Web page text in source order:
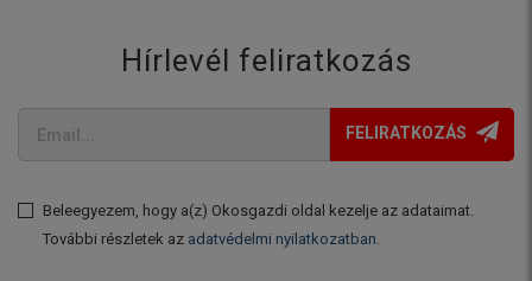
Hírlevél feliratkozás
FELIRATKOZÁS
Beleegyezem, hogy a(z) Okosgazdi oldal kezelje az adataimat.
További részletek az adatvédelmi nyilatkozatban.